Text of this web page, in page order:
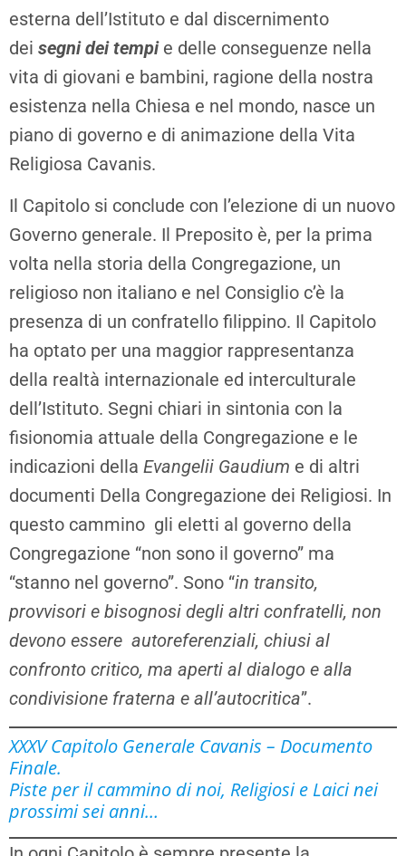
esterna dell’Istituto e dal discernimento
dei segni dei tempie delle conseguenze nella
vita di giovani e bambini, ragione della nostra
esistenza nella Chiesa e nel mondo, nasce un
piano di governo e di animazione della Vita
Religiosa Cavanis.
Il Capitolo si conclude con l’elezione di un nuovo
Governo generale. Il Preposito è, per la prima
volta nella storia della Congregazione, un
religioso non italiano e nel Consiglio c’è la
presenza di un confratello filippino. Il Capitolo
ha optato per una maggior rappresentanza
della realtà internazionale ed interculturale
dell’Istituto. Segni chiari in sintonia con la
fisionomia attuale della Congregazione e le
indicazioni della Evangelii Gaudium e di altri
documenti Della Congregazione dei Religiosi. In
questo cammino gli eletti al governo della
Congregazione “non sono il governo” ma
“stanno nel governo”. Sono “in transito,
provvisori e bisognosi degli altri confratelli, non
devono essere autoreferenziali, chiusi al
confronto critico, ma aperti al dialogo e alla
condivisione fraterna e all’autocritica”.
XXXV Capitolo Generale Cavanis – Documento
Finale.
Piste per il cammino di noi, Religiosi e Laici nei
prossimi sei anni…